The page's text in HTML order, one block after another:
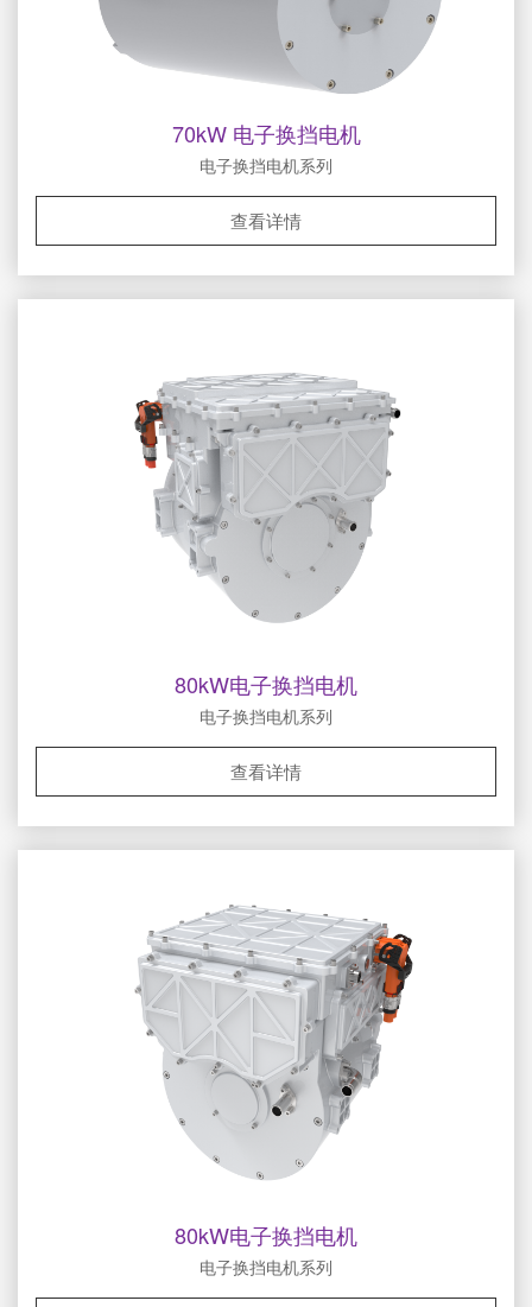
70kW 电子换挡电机
电子换挡电机系列
查看详情
80kW电子换挡电机
电子换挡电机系列
查看详情
80kW电子换挡电机
电子换挡电机系列